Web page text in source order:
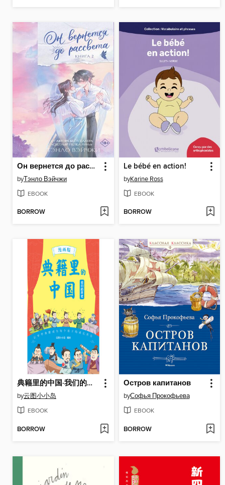
Он вернется до рассвета. Книга 2
byТэнло Вэйчжи
EBOOK
BORROW
Le bébé en action!
byKarine Ross
EBOOK
BORROW
典籍里的中国·我们的历史（漫画版）
by云图小小岛
EBOOK
BORROW
Остров капитанов
byСофья Прокофьева
EBOOK
BORROW